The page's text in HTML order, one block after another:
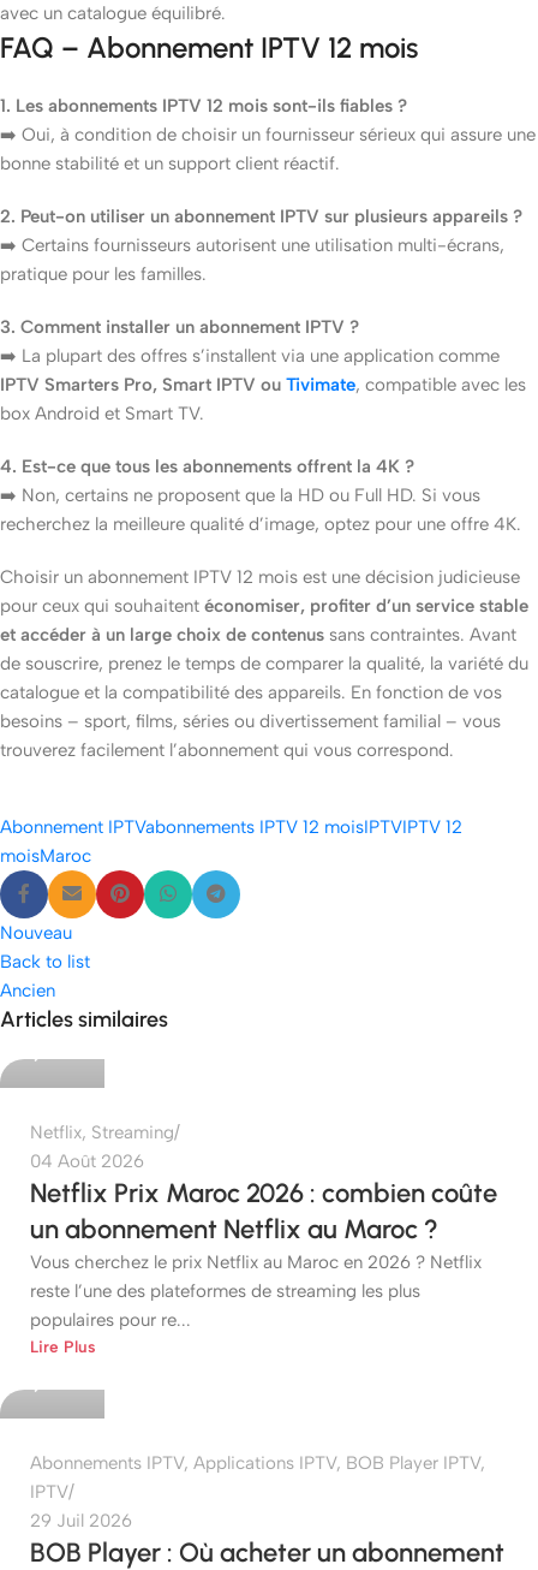
avec un catalogue équilibré.
FAQ – Abonnement IPTV 12 mois
1. Les abonnements IPTV 12 mois sont-ils fiables ?
➡️ Oui, à condition de choisir un fournisseur sérieux qui assure une
bonne stabilité et un support client réactif.
2. Peut-on utiliser un abonnement IPTV sur plusieurs appareils ?
➡️ Certains fournisseurs autorisent une utilisation multi-écrans,
pratique pour les familles.
3. Comment installer un abonnement IPTV ?
➡️ La plupart des offres s’installent via une application comme
IPTV Smarters Pro, Smart IPTV ou Tivimate, compatible avec les
box Android et Smart TV.
4. Est-ce que tous les abonnements offrent la 4K ?
➡️ Non, certains ne proposent que la HD ou Full HD. Si vous
recherchez la meilleure qualité d’image, optez pour une offre 4K.
Choisir un abonnement IPTV 12 mois est une décision judicieuse
pour ceux qui souhaitent économiser, profiter d’un service stable
et accéder à un large choix de contenus sans contraintes. Avant
de souscrire, prenez le temps de comparer la qualité, la variété du
catalogue et la compatibilité des appareils. En fonction de vos
besoins – sport, films, séries ou divertissement familial – vous
trouverez facilement l’abonnement qui vous correspond.
Abonnement IPTVabonnements IPTV 12 moisIPTVIPTV 12
moisMaroc
Nouveau
Back to list
Ancien
Articles similaires
etshop
Netflix, Streaming
04 Août 2026
Netflix Prix Maroc 2026 : combien coûte
un abonnement Netflix au Maroc ?
Vous cherchez le prix Netflix au Maroc en 2026 ? Netflix
reste l’une des plateformes de streaming les plus
populaires pour re...
Lire Plus
etshop
Abonnements IPTV, Applications IPTV, BOB Player IPTV,
IPTV
29 Juil 2026
BOB Player : Où acheter un abonnement